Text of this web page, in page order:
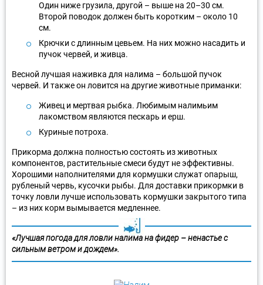
Один ниже грузила, другой – выше на 20–30 см.
Второй поводок должен быть коротким – около 10
см.
Крючки с длинным цевьем. На них можно насадить и
пучок червей, и живца.
Весной лучшая наживка для налима – большой пучок
червей. И также он ловится на другие животные приманки:
Живец и мертвая рыбка. Любимым налимьим
лакомством являются пескарь и ерш.
Куриные потроха.
Прикорма должна полностью состоять из животных
компонентов, растительные смеси будут не эффективны.
Хорошими наполнителями для кормушки служат опарыш,
рубленый червь, кусочки рыбы. Для доставки прикормки в
точку ловли лучше использовать кормушки закрытого типа
– из них корм вымывается медленнее.
«Лучшая погода для ловли налима на фидер – ненастье с
сильным ветром и дождем».